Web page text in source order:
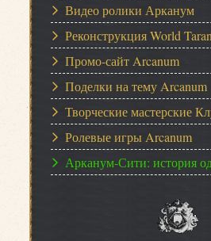
Видео ролики Арканум
Реконструкция World
Промо-сайт Arcanum
Поделки на тему Arcanum
Творческие мастерские
Ролевые игры Arcanum
Арканум-Сити: история